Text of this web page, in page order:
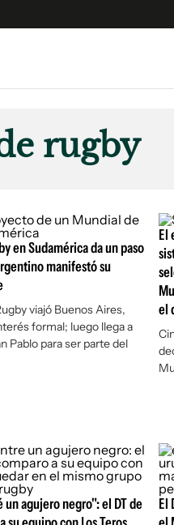
rugby
en Sudamérica da un paso
manifestó su
viajó Buenos Aires,
formal; luego llega a
Pablo para ser parte del
El
el
agujero negro": el DT de
El